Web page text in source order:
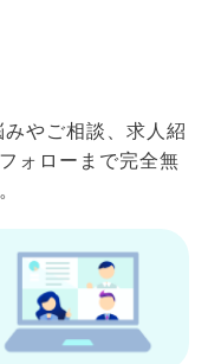
やご相談、求人紹
ォローまで完全無